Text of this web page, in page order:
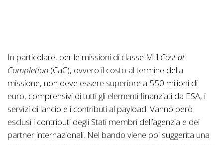
In particolare, per le missioni di classe M il Cost at
Completion (CaC), ovvero il costo al termine della
missione, non deve essere superiore a 550 milioni di
euro, comprensivi di tutti gli elementi finanziati da ESA, i
servizi di lancio e i contributi al payload. Vanno però
esclusi i contributi degli Stati membri dell’agenzia e dei
partner internazionali. Nel bando viene poi suggerita una